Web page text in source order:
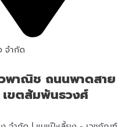
จำกัด
พาณิช ถนนพาดสาย
ขตสัมพันธวงศ์